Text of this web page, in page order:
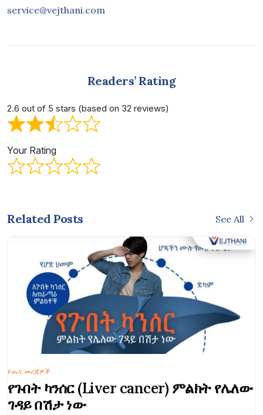
service@vejthani.com
Readers’ Rating
2.6 out of 5 stars (based on 32 reviews)
Your Rating
Related Posts See All
የጉበት ካንሰር (Liver cancer) ምልክት የሌለው
ገዳይ በሽታ ነው
የጤና መረጃዎች